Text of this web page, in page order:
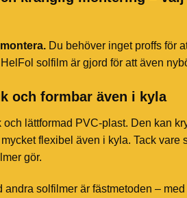
Du behöver inget proffs för
solfilm är gjord för att även
och formbar även i kyla
lättformad PVC-plast. Den kan
flexibel även i kyla. Tack
gör.
solfilmer är fästmetoden –